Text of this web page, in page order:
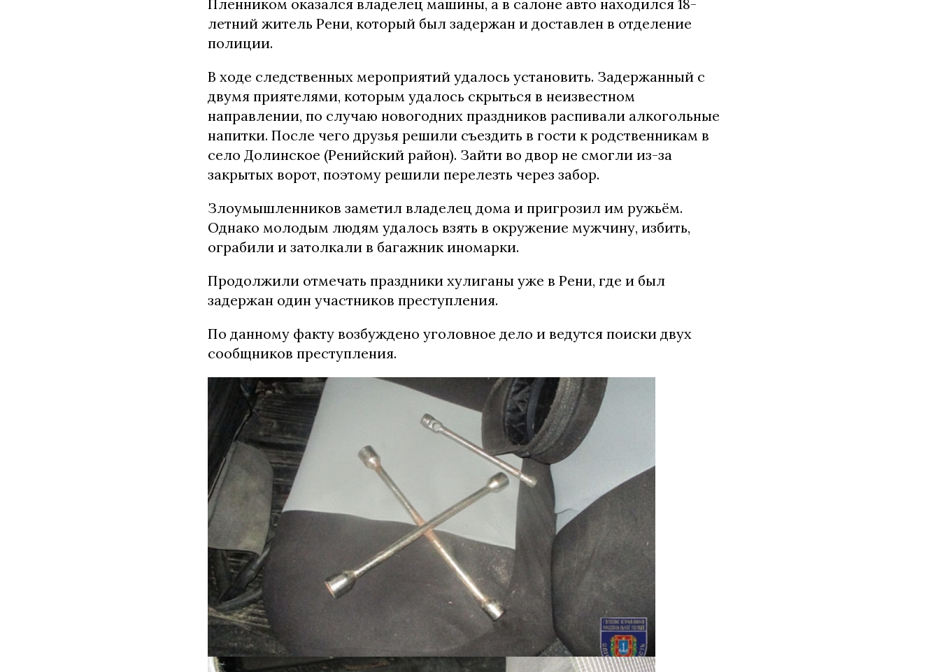
Пленником оказался владелец машины, а в салоне авто находился 18-
летний житель Рени, который был задержан и доставлен в отделение
полиции.
В ходе следственных мероприятий удалось установить. Задержанный с
двумя приятелями, которым удалось скрыться в неизвестном
направлении, по случаю новогодних праздников распивали алкогольные
напитки. После чего друзья решили съездить в гости к родственникам в
село Долинское (Ренийский район). Зайти во двор не смогли из-за
закрытых ворот, поэтому решили перелезть через забор.
Злоумышленников заметил владелец дома и пригрозил им ружьём.
Однако молодым людям удалось взять в окружение мужчину, избить,
ограбили и затолкали в багажник иномарки.
Продолжили отмечать праздники хулиганы уже в Рени, где и был
задержан один участников преступления.
По данному факту возбуждено уголовное дело и ведутся поиски двух
сообщников преступления.